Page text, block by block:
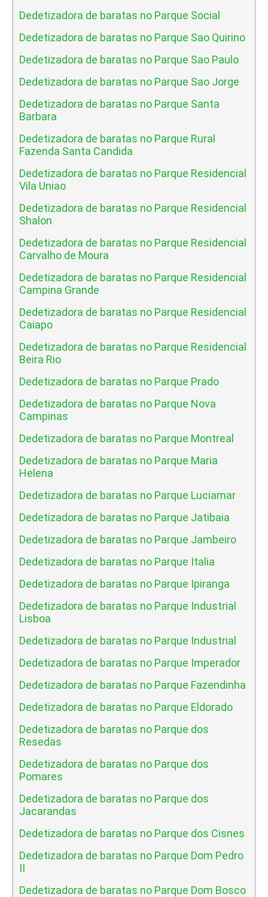
Dedetizadora de baratas no Parque Social
Dedetizadora de baratas no Parque Sao Quirino
Dedetizadora de baratas no Parque Sao Paulo
Dedetizadora de baratas no Parque Sao Jorge
Dedetizadora de baratas no Parque Santa
Barbara
Dedetizadora de baratas no Parque Rural
Fazenda Santa Candida
Dedetizadora de baratas no Parque Residencial
Vila Uniao
Dedetizadora de baratas no Parque Residencial
Shalon
Dedetizadora de baratas no Parque Residencial
Carvalho de Moura
Dedetizadora de baratas no Parque Residencial
Campina Grande
Dedetizadora de baratas no Parque Residencial
Caiapo
Dedetizadora de baratas no Parque Residencial
Beira Rio
Dedetizadora de baratas no Parque Prado
Dedetizadora de baratas no Parque Nova
Campinas
Dedetizadora de baratas no Parque Montreal
Dedetizadora de baratas no Parque Maria
Helena
Dedetizadora de baratas no Parque Luciamar
Dedetizadora de baratas no Parque Jatibaia
Dedetizadora de baratas no Parque Jambeiro
Dedetizadora de baratas no Parque Italia
Dedetizadora de baratas no Parque Ipiranga
Dedetizadora de baratas no Parque Industrial
Lisboa
Dedetizadora de baratas no Parque Industrial
Dedetizadora de baratas no Parque Imperador
Dedetizadora de baratas no Parque Fazendinha
Dedetizadora de baratas no Parque Eldorado
Dedetizadora de baratas no Parque dos
Resedas
Dedetizadora de baratas no Parque dos
Pomares
Dedetizadora de baratas no Parque dos
Jacarandas
Dedetizadora de baratas no Parque dos Cisnes
Dedetizadora de baratas no Parque Dom Pedro
II
Dedetizadora de baratas no Parque Dom Bosco